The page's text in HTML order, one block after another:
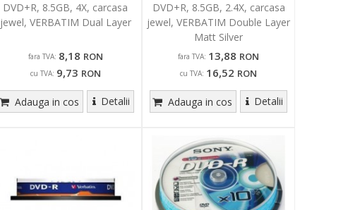
DVD+R, 8.5GB, 4X, carcasa
jewel, VERBATIM Dual Layer
fara TVA: 8,18 RON
cu TVA: 9,73 RON
Adauga in cos Detalii
DVD+R, 8.5GB, 2.4X, carcasa
jewel, VERBATIM Double Layer
Matt Silver
fara TVA: 13,88 RON
cu TVA: 16,52 RON
Adauga in cos Detalii